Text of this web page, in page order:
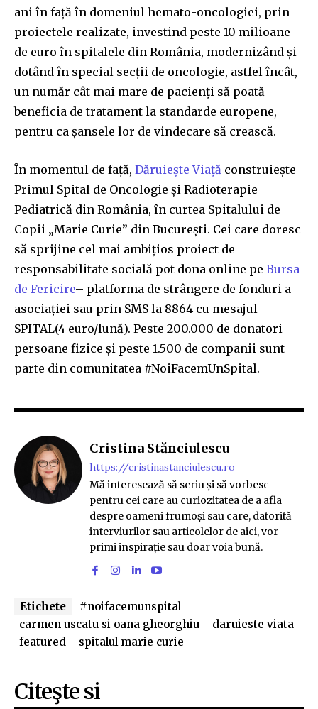
ani în față în domeniul hemato-oncologiei, prin
proiectele realizate, investind peste 10 milioane
de euro în spitalele din România, modernizând și
dotând în special secții de oncologie, astfel încât,
un număr cât mai mare de pacienți să poată
beneficia de tratament la standarde europene,
pentru ca șansele lor de vindecare să crească.
În momentul de față, Dăruiește Viață construiește
Primul Spital de Oncologie și Radioterapie
Pediatrică din România, în curtea Spitalului de
Copii „Marie Curie” din București. Cei care doresc
să sprijine cel mai ambițios proiect de
responsabilitate socială pot dona online pe Bursa
de Fericire– platforma de strângere de fonduri a
asociației sau prin SMS la 8864 cu mesajul
SPITAL(4 euro/lună). Peste 200.000 de donatori
persoane fizice și peste 1.500 de companii sunt
parte din comunitatea #NoiFacemUnSpital.
Cristina Stănciulescu
https://cristinastanciulescu.ro
Mă interesează să scriu și să vorbesc
pentru cei care au curiozitatea de a afla
despre oameni frumoși sau care, datorită
interviurilor sau articolelor de aici, vor
primi inspirație sau doar voia bună.
Etichete
#noifacemunspital
carmen uscatu si oana gheorghiu
daruieste viata
featured
spitalul marie curie
Citeşte si